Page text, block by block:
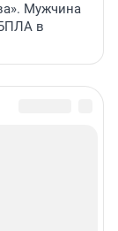
Мужчина
в